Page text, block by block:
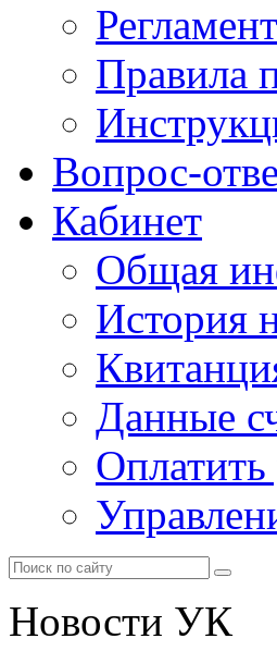
Правила
Вопрос-
Кабинет
Общая
История
Данные
Оплатить
Новости УК